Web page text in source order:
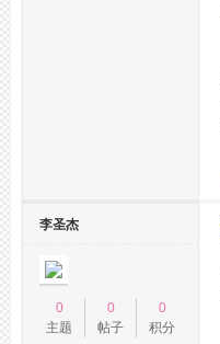
李圣杰
0
主题
0
帖子
0
积分